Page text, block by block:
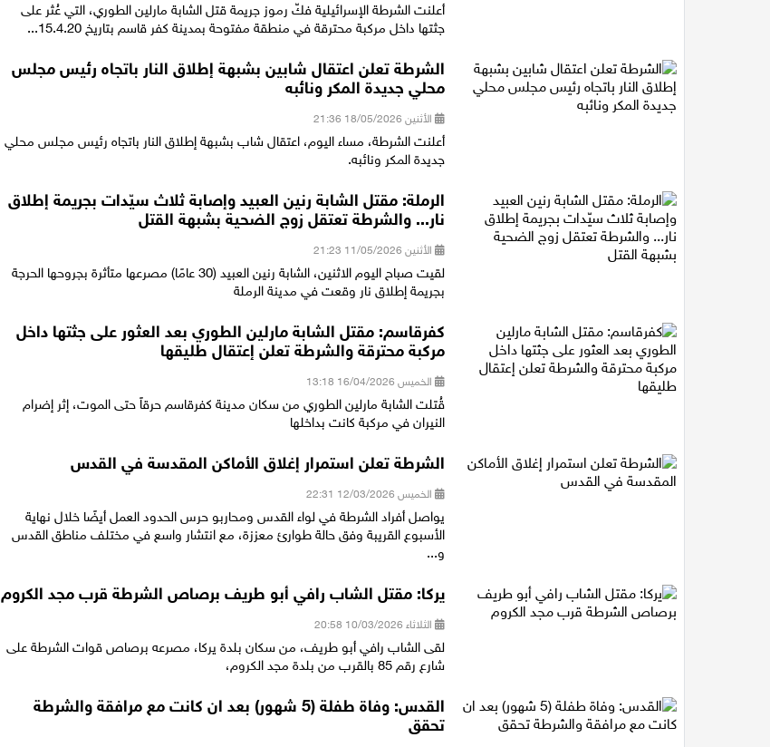
أعلنت الشرطة الإسرائيلية فكّ رموز جريمة قتل الشابة مارلين الطوري، التي عُثر على
جثتها داخل مركبة محترقة في منطقة مفتوحة بمدينة كفر قاسم بتاريخ 15.4.20...
الشرطة تعلن اعتقال شابين بشبهة إطلاق النار باتجاه رئيس مجلس
محلي جديدة المكر ونائبه
الأثنين 18/05/2026 21:36
أعلنت الشرطة، مساء اليوم، اعتقال شاب بشبهة إطلاق النار باتجاه رئيس مجلس محلي
جديدة المكر ونائبه.
الرملة: مقتل الشابة رنين العبيد وإصابة ثلاث سيّدات بجريمة إطلاق
نار... والشرطة تعتقل زوج الضحية بشبهة القتل
الأثنين 11/05/2026 21:23
لقيت صباح اليوم الاثنين، الشابة رنين العبيد (30 عامًا) مصرعها متأثرة بجروحها الحرجة
بجريمة إطلاق نار وقعت في مدينة الرملة
كفرقاسم: مقتل الشابة مارلين الطوري بعد العثور على جثتها داخل
مركبة محترقة والشرطة تعلن إعتقال طليقها
الخميس 16/04/2026 13:18
قُتلت الشابة مارلين الطوري من سكان مدينة كفرقاسم حرقاً حتى الموت، إثر إضرام
النيران في مركبة كانت بداخلها
الشرطة تعلن استمرار إغلاق الأماكن المقدسة في القدس
الخميس 12/03/2026 22:31
يواصل أفراد الشرطة في لواء القدس ومحاربو حرس الحدود العمل أيضًا خلال نهاية
الأسبوع القريبة وفق حالة طوارئ معززة، مع انتشار واسع في مختلف مناطق القدس
و...
يركا: مقتل الشاب رافي أبو طريف برصاص الشرطة قرب مجد الكروم
الثلاثاء 10/03/2026 20:58
لقى الشاب رافي أبو طريف، من سكان بلدة يركا، مصرعه برصاص قوات الشرطة على
شارع رقم 85 بالقرب من بلدة مجد الكروم،
القدس: وفاة طفلة (5 شهور) بعد ان كانت مع مرافقة والشرطة
تحقق